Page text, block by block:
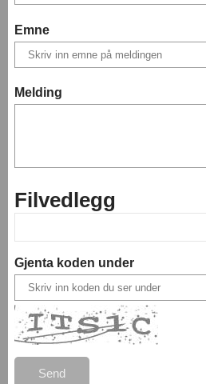
Emne
Melding
Filvedlegg
Gjenta koden under